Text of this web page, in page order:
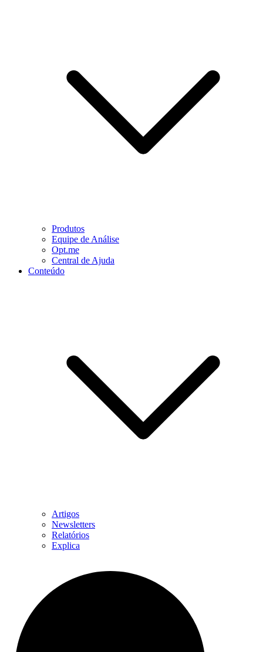
Produtos
Equipe de Análise
Opt.me
Central de Ajuda
Conteúdo
Artigos
Newsletters
Relatórios
Explica